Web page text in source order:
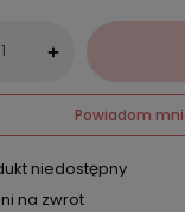
+
Powiadom
niedostępny
na zwrot